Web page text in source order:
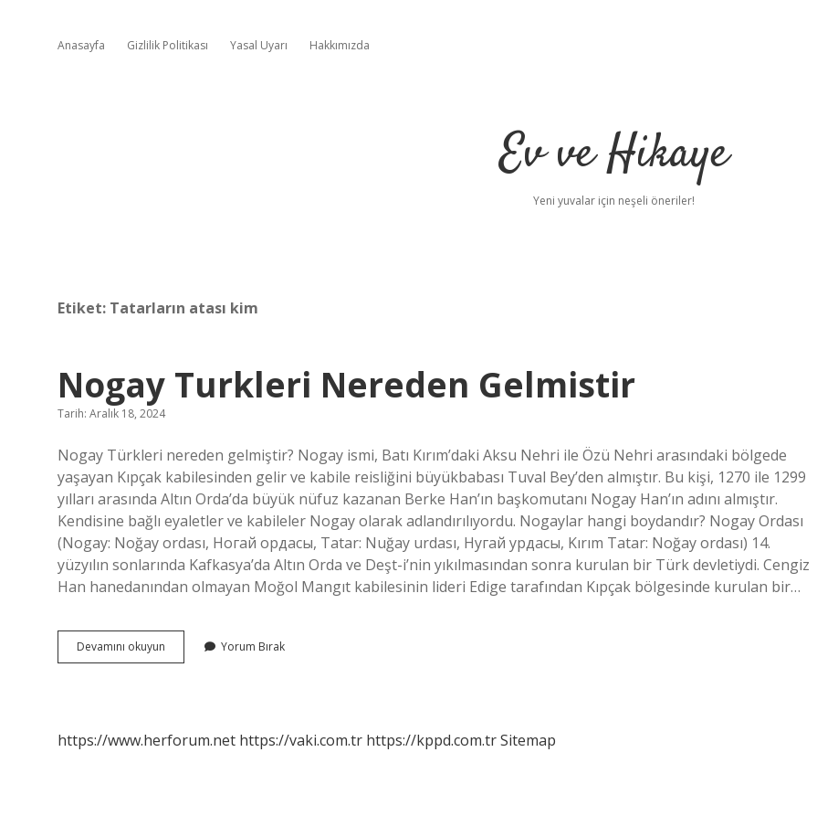
Anasayfa Gizlilik Politikası Yasal Uyarı Hakkımızda
Ev ve Hikaye
Yeni yuvalar için neşeli öneriler!
Etiket: Tatarların atası kim
Nogay Turkleri Nereden Gelmistir
Tarih: Aralık 18, 2024
Nogay Türkleri nereden gelmiştir? Nogay ismi, Batı Kırım’daki Aksu Nehri ile Özü Nehri arasındaki bölgede
yaşayan Kıpçak kabilesinden gelir ve kabile reisliğini büyükbabası Tuval Bey’den almıştır. Bu kişi, 1270 ile 1299
yılları arasında Altın Orda’da büyük nüfuz kazanan Berke Han’ın başkomutanı Nogay Han’ın adını almıştır.
Kendisine bağlı eyaletler ve kabileler Nogay olarak adlandırılıyordu. Nogaylar hangi boydandır? Nogay Ordası
(Nogay: Noğay ordası, Ногай ордасы, Tatar: Nuğay urdası, Нугай урдасы, Kırım Tatar: Noğay ordası) 14.
yüzyılın sonlarında Kafkasya’da Altın Orda ve Deşt-i’nin yıkılmasından sonra kurulan bir Türk devletiydi. Cengiz
Han hanedanından olmayan Moğol Mangıt kabilesinin lideri Edige tarafından Kıpçak bölgesinde kurulan bir…
Devamını okuyun
Turkleri
Yorum Bırak
https://www.herforum.net https://vaki.com.tr https://kppd.com.trSitemap